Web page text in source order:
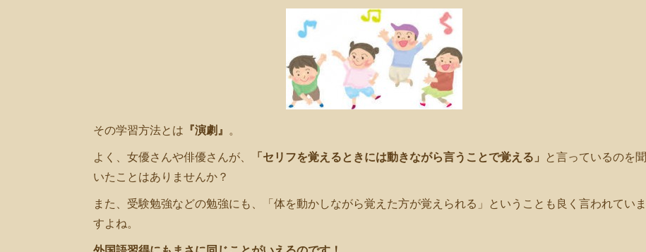
その学習方法とは 『演劇』 。
よく、女優さんや俳優さんが、 「セリフを覚えるときには動きながら言うことで覚える」
と言っているのを聞
いたことはありませんか？
また、受験勉強などの勉強にも、「体を動かしながら覚えた方が覚えられる」ということも良く言われていま
すよね。